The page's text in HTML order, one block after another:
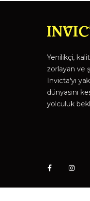
Yenilikçi,
zorlayan ve
Invicta'yı
dünyasını
yolculuk